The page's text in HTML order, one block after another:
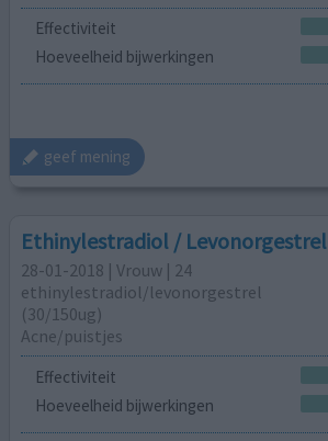
Effectiviteit
Hoeveelheid bijwerkingen
geef mening
Ethinylestradiol / Levonorgestrel
28-01-2018 | Vrouw | 24
ethinylestradiol/levonorgestrel
(30/150ug)
Acne/puistjes
Effectiviteit
Hoeveelheid bijwerkingen